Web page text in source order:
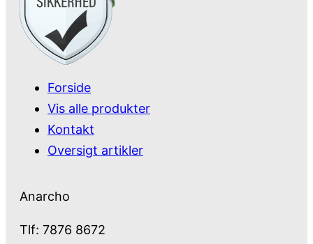
Forside
Vis alle produkter
Kontakt
Oversigt artikler
Anarcho
Tlf: 7876 8672